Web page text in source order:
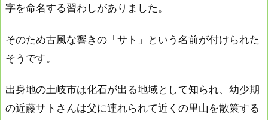
字を命名する習わしがありました。
そのため古風な響きの「サト」という名前が付けられた
そうです。
出身地の土岐市は化石が出る地域として知られ、幼少期
の近藤サトさんは父に連れられて近くの里山を散策する